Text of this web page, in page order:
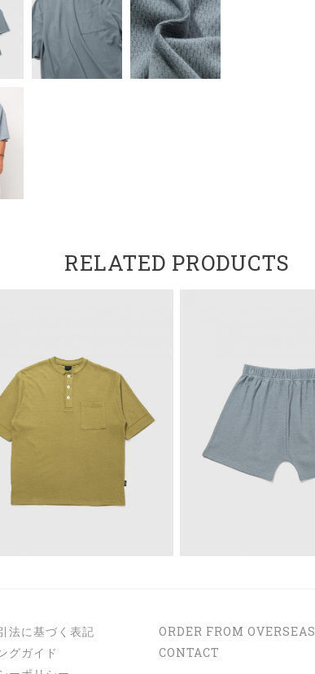
RELATED PRODUCTS
法に基づく表記
グガイド
ORDER FROM OVERSEAS
CONTACT